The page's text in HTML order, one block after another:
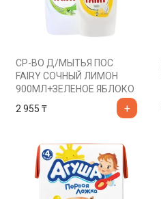
СР-ВО Д/МЫТЬЯ ПОС
FAIRY СОЧНЫЙ ЛИМОН
900МЛ+ЗЕЛЕНОЕ ЯБЛОКО
2 955 ₸